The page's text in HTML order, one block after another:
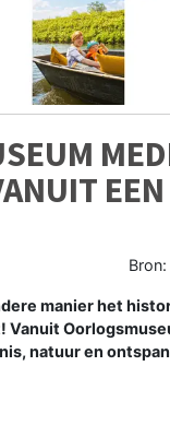
manier het
natuur en